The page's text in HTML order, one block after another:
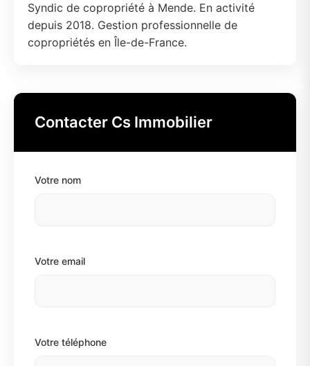
Syndic de copropriété à Mende. En activité
depuis 2018. Gestion professionnelle de
copropriétés en Île-de-France.
Contacter Cs Immobilier
Votre nom
Votre email
Votre téléphone